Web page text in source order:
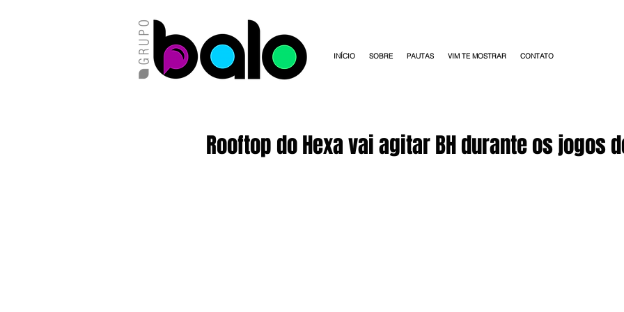
INÍCIO SOBRE PAUTAS VIM TE MOSTRAR CONTATO
Rooftop do Hexa vai agitar BH durante os jogos